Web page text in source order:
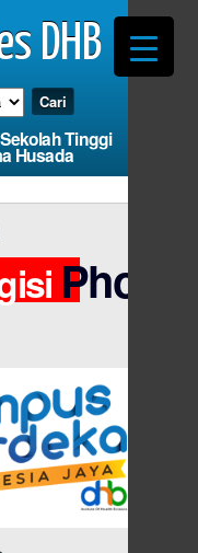
DHB
Tinggi
Husada
Photo